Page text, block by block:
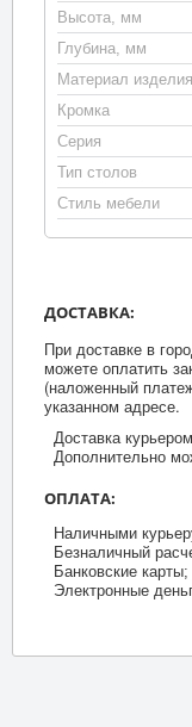
Высота, мм
Глубина, мм
Материал изделия
Кромка
Серия
Тип столов
Стиль мебели
ДОСТАВКА:
При доставке в
можете оплатить
(наложенный
указанном адресе.
Доставка
Дополнительно
ОПЛАТА:
Наличными
Безналичный
Банковские карты;
Электронные